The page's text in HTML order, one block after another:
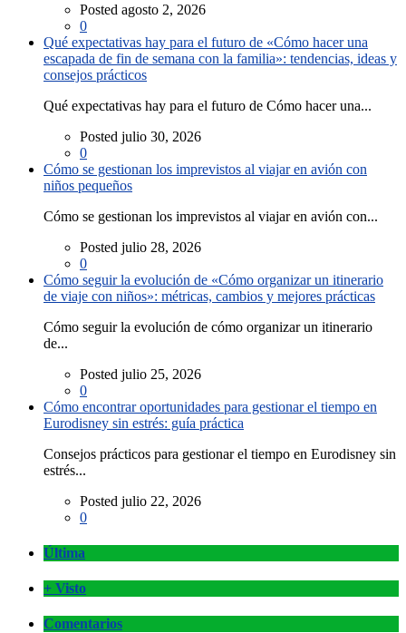
Posted agosto 2, 2026
0
Qué expectativas hay para el futuro de «Cómo hacer una
escapada de fin de semana con la familia»: tendencias, ideas y
consejos prácticos
Qué expectativas hay para el futuro de Cómo hacer una...
Posted julio 30, 2026
0
Cómo se gestionan los imprevistos al viajar en avión con
niños pequeños
Cómo se gestionan los imprevistos al viajar en avión con...
Posted julio 28, 2026
0
Cómo seguir la evolución de «Cómo organizar un itinerario
de viaje con niños»: métricas, cambios y mejores prácticas
Cómo seguir la evolución de cómo organizar un itinerario
de...
Posted julio 25, 2026
0
Cómo encontrar oportunidades para gestionar el tiempo en
Eurodisney sin estrés: guía práctica
Consejos prácticos para gestionar el tiempo en Eurodisney sin
estrés...
Posted julio 22, 2026
0
Última
+ Visto
Comentarios